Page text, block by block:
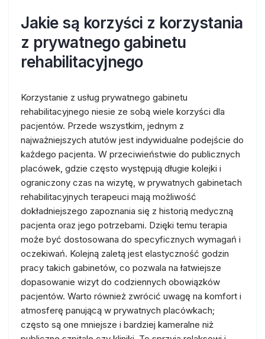
Jakie są korzyści z korzystania
z prywatnego gabinetu
rehabilitacyjnego
Korzystanie z usług prywatnego gabinetu
rehabilitacyjnego niesie ze sobą wiele korzyści dla
pacjentów. Przede wszystkim, jednym z
najważniejszych atutów jest indywidualne podejście do
każdego pacjenta. W przeciwieństwie do publicznych
placówek, gdzie często występują długie kolejki i
ograniczony czas na wizytę, w prywatnych gabinetach
rehabilitacyjnych terapeuci mają możliwość
dokładniejszego zapoznania się z historią medyczną
pacjenta oraz jego potrzebami. Dzięki temu terapia
może być dostosowana do specyficznych wymagań i
oczekiwań. Kolejną zaletą jest elastyczność godzin
pracy takich gabinetów, co pozwala na łatwiejsze
dopasowanie wizyt do codziennych obowiązków
pacjentów. Warto również zwrócić uwagę na komfort i
atmosferę panującą w prywatnych placówkach;
często są one mniejsze i bardziej kameralne niż